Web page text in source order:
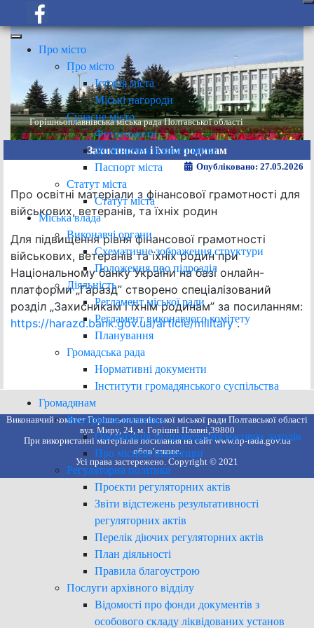
Про місто
Про місто
Історія міста
Міські нагороди
Сучасне місто
Фотосюжети
До 60-річчя нашого міста
Паспорт міста
Статут міста
Статут міста
Міська влада
Виконавчі органи
Схематичне зображення структури
Положення про підрозділ
Діяльність
Регламент міської ради
Регламент виконавчого комітету
Планування
Громадська рада
Нормативні документи
Інститути громадянського суспільства
Громадянам
Внутрішня політика
Організація та проведення масових заходів
Про місцеві ініціативи
Регуляторна політика
Проєкти регуляторних актів
Звіти відстежень результативності
регуляторних актів
Перелік діючих регуляторних актів
План діяльності
Правила благоустрою
Послуги архівного відділу
Відомості про фонди документів з
особового складу ліквідованих установ
Горішньоплавнівська міська рада Полтавської області
Захисникам і їхнім родинам
Опубліковано: 27.05.2026
Про освітні матеріали з фінансової грамотності для
військових, ветеранів, та їхніх родин
Для підвищення рівня фінансової грамотності
військових, ветеранів та їхніх родин при
Національному банку України на базі онлайн-
платформи „Гаразд” створено спеціалізований
розділ „Захисникам і їхнім родинам” за посиланням:
https://harazd.bank.gov.ua/article/military.
Виконавчий комітет Горішньоплавнівської міської ради Полтавської області
вул. Миру, 24, м. Горішні Плавні,39800
При використанні матеріалів посилання на сайт www.hp-rada.gov.ua
обов’язкове.
Усі права застережено. Copyright © 2021